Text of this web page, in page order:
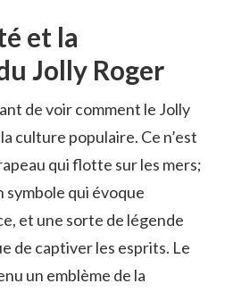
et la
Jolly Roger
de voir comment le Jolly
culture populaire. Ce n’est
qui flotte sur les mers;
symbole qui évoque
et une sorte de légende
de captiver les esprits. Le
un emblème de la